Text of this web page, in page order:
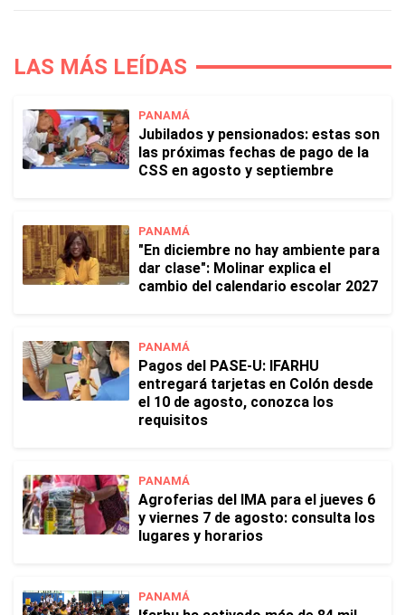
LAS MÁS LEÍDAS
PANAMÁ
Jubilados y pensionados: estas son
las próximas fechas de pago de la
CSS en agosto y septiembre
PANAMÁ
"En diciembre no hay ambiente para
dar clase": Molinar explica el
cambio del calendario escolar 2027
PANAMÁ
Pagos del PASE-U: IFARHU
entregará tarjetas en Colón desde
el 10 de agosto, conozca los
requisitos
PANAMÁ
Agroferias del IMA para el jueves 6
y viernes 7 de agosto: consulta los
lugares y horarios
PANAMÁ